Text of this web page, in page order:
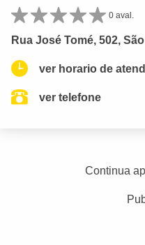
0 aval.
Rua José Tomé, 502,
ver horario de
ver telefone
Continua